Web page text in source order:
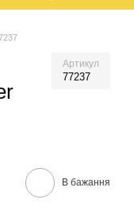
Артикул
77237
В бажання